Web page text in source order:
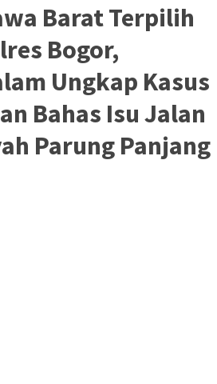
Barat Terpilih
Bogor,
Ungkap Kasus
Bahas Isu Jalan
Parung Panjang